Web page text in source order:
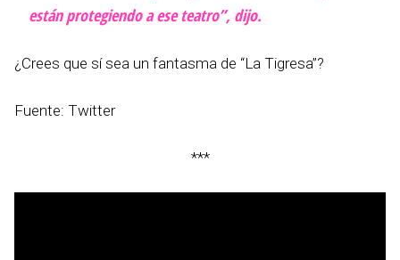
están protegiendo a ese teatro”, dijo.
¿Crees que sí sea un fantasma de “La Tigresa”?
Fuente: Twitter
***